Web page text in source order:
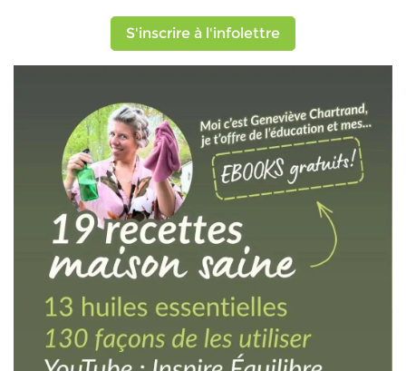
S'inscrire à l'infolettre